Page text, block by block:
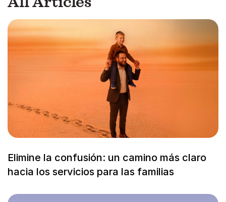
Elimine la confusión: un camino más claro
hacia los servicios para las familias